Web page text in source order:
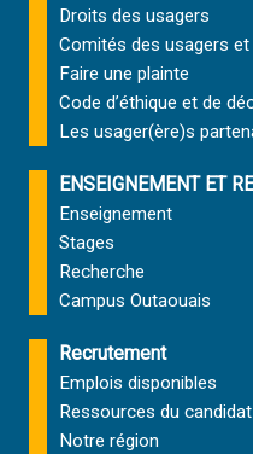
Droits des usagers
Comités des usagers
Faire une plainte
Code d’éthique et de
Les usager(ère)s
ENSEIGNEMENT ET
Enseignement
Stages
Recherche
Campus Outaouais
Recrutement
Emplois disponibles
Ressources du candidat
Notre région